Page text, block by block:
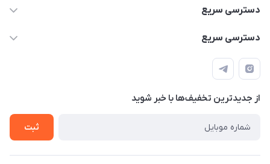
۰۹۳۵۶۰۴۰۳۶۵
سیمای ورزش
دسترسی سریع
اسکیت فلایینگ ایگل
اسکیت دخترانه
دسترسی سریع
اسکوتر برقی دخترانه
اسکیت روسز
اسکوتر
از جدید‌ترین تخفیف‌ها با‌ خبر شوید
ثبت